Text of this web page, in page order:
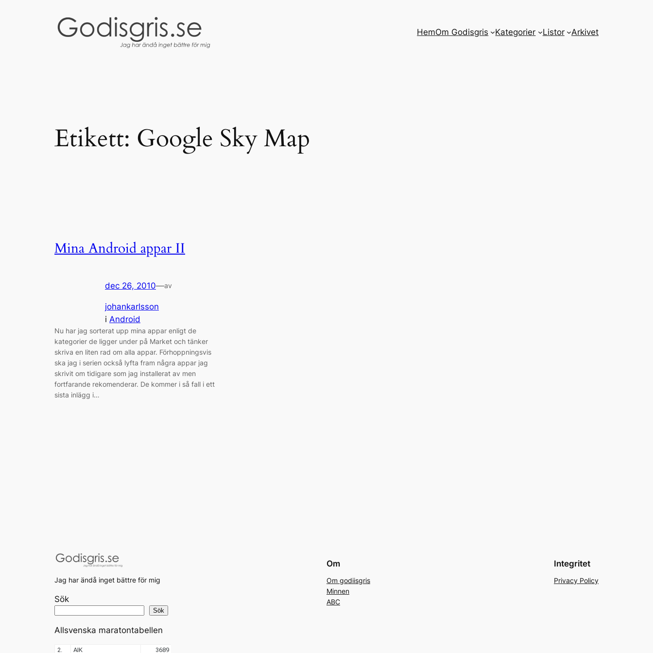
HemOm Godisgris Kategorier Listor Arkivet
Etikett: Google Sky Map
Mina Android appar II
dec 26, 2010—av
johankarlsson
i Android
Nu har jag sorterat upp mina appar enligt de
kategorier de ligger under på Market och tänker
skriva en liten rad om alla appar. Förhoppningsvis
ska jag i serien också lyfta fram några appar jag
skrivit om tidigare som jag installerat av men
fortfarande rekomenderar. De kommer i så fall i ett
sista inlägg i…
Jag har ändå inget bättre för mig
Sök
Sök
Om
Om godiisgris
Minnen
ABC
Integritet
Privacy Policy
Allsvenska maratontabellen